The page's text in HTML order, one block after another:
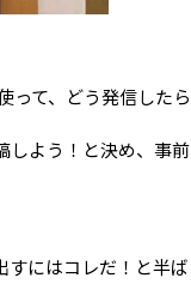
って、どう発信したら
しよう！と決め、事前
すにはコレだ！と半ば